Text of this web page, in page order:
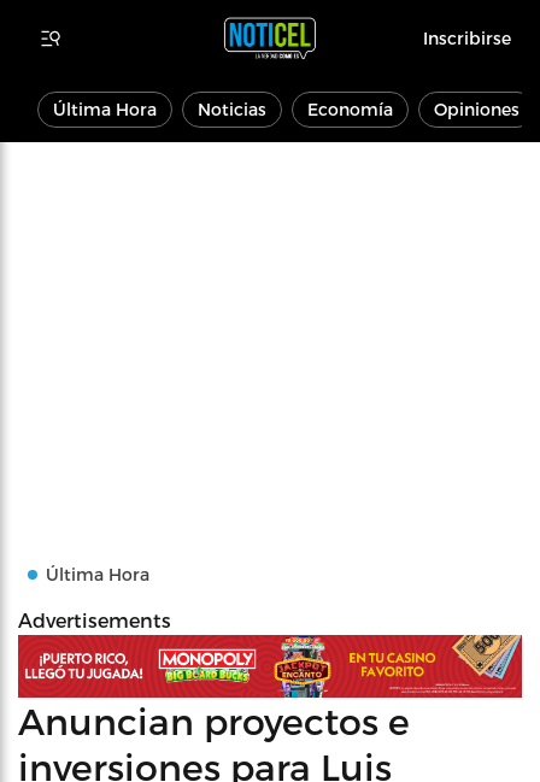
Inscribirse
Última Hora Noticias Economía Opiniones
Última Hora
Advertisements
Anuncian proyectos e
inversiones para Luis